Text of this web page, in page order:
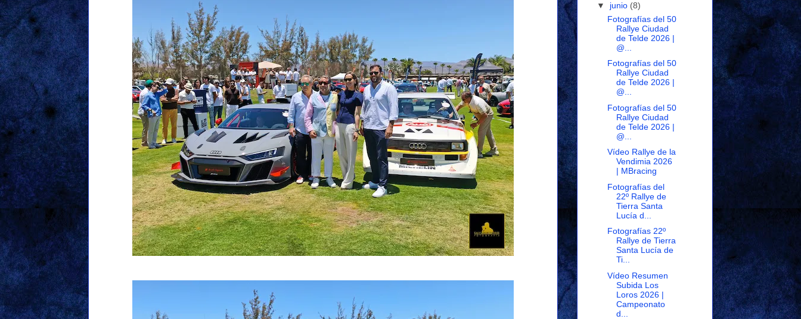
▼ junio (8)
Fotografías del 50
Rallye Ciudad
de Telde 2026 |
@...
Fotografías del 50
Rallye Ciudad
de Telde 2026 |
@...
Fotografías del 50
Rallye Ciudad
de Telde 2026 |
@...
Vídeo Rallye de la
Vendimia 2026
| MBracing
Fotografías del
22º Rallye de
Tierra Santa
Lucía d...
Fotografías 22º
Rallye de Tierra
Santa Lucía de
Ti...
Vídeo Resumen
Subida Los
Loros 2026 |
Campeonato
d...